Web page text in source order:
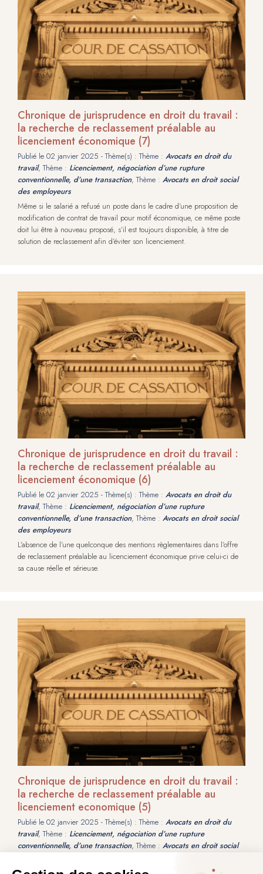
Chronique de jurisprudence en droit du travail :
la recherche de reclassement préalable au
licenciement économique (7)
Publié le 02 janvier 2025 - Thème(s) : Thème : Avocats en droit du
travail, Thème : Licenciement, négociation d’une rupture
conventionnelle, d’une transaction, Thème : Avocats en droit social
des employeurs
Même si le salarié a refusé un poste dans le cadre d’une proposition de
modification de contrat de travail pour motif économique, ce même poste
doit lui être à nouveau proposé, s’il est toujours disponible, à titre de
solution de reclassement afin d’éviter son licenciement.
Chronique de jurisprudence en droit du travail :
la recherche de reclassement préalable au
licenciement économique (6)
Publié le 02 janvier 2025 - Thème(s) : Thème : Avocats en droit du
travail, Thème : Licenciement, négociation d’une rupture
conventionnelle, d’une transaction, Thème : Avocats en droit social
des employeurs
L’absence de l’une quelconque des mentions règlementaires dans l’offre
de reclassement préalable au licenciement économique prive celui-ci de
sa cause réelle et sérieuse.
Chronique de jurisprudence en droit du travail :
la recherche de reclassement préalable au
licenciement economique (5)
Publié le 02 janvier 2025 - Thème(s) : Thème : Avocats en droit du
travail, Thème : Licenciement, négociation d’une rupture
conventionnelle, d’une transaction, Thème : Avocats en droit social